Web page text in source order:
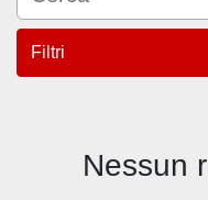
Filtri
Nessun